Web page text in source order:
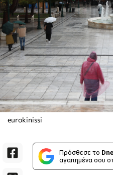
eurokinissi
Πρόσθεσε το
αγαπημένα σου